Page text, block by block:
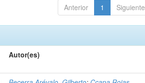
Anterior 1 Siguiente
Autor(es)